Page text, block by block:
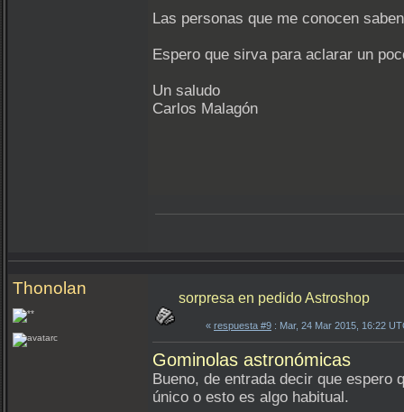
Las personas que me conocen
Espero que sirva para aclarar un
Un saludo
Carlos Malagón
Thonolan
sorpresa en pedido Astroshop
« respuesta #9 : Mar, 24 Mar 2015, 16:22
Gominolas astronómicas
Bueno, de entrada decir que espero
único o esto es algo habitual.